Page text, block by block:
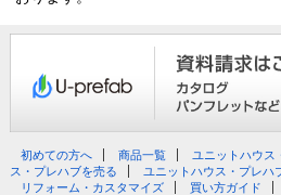
初めての方へ 商品一覧 ユニットハウス
ス・プレハブを売る
ユニットハウス・プレハ
リフォーム・カスタマイズ
買い方ガイド